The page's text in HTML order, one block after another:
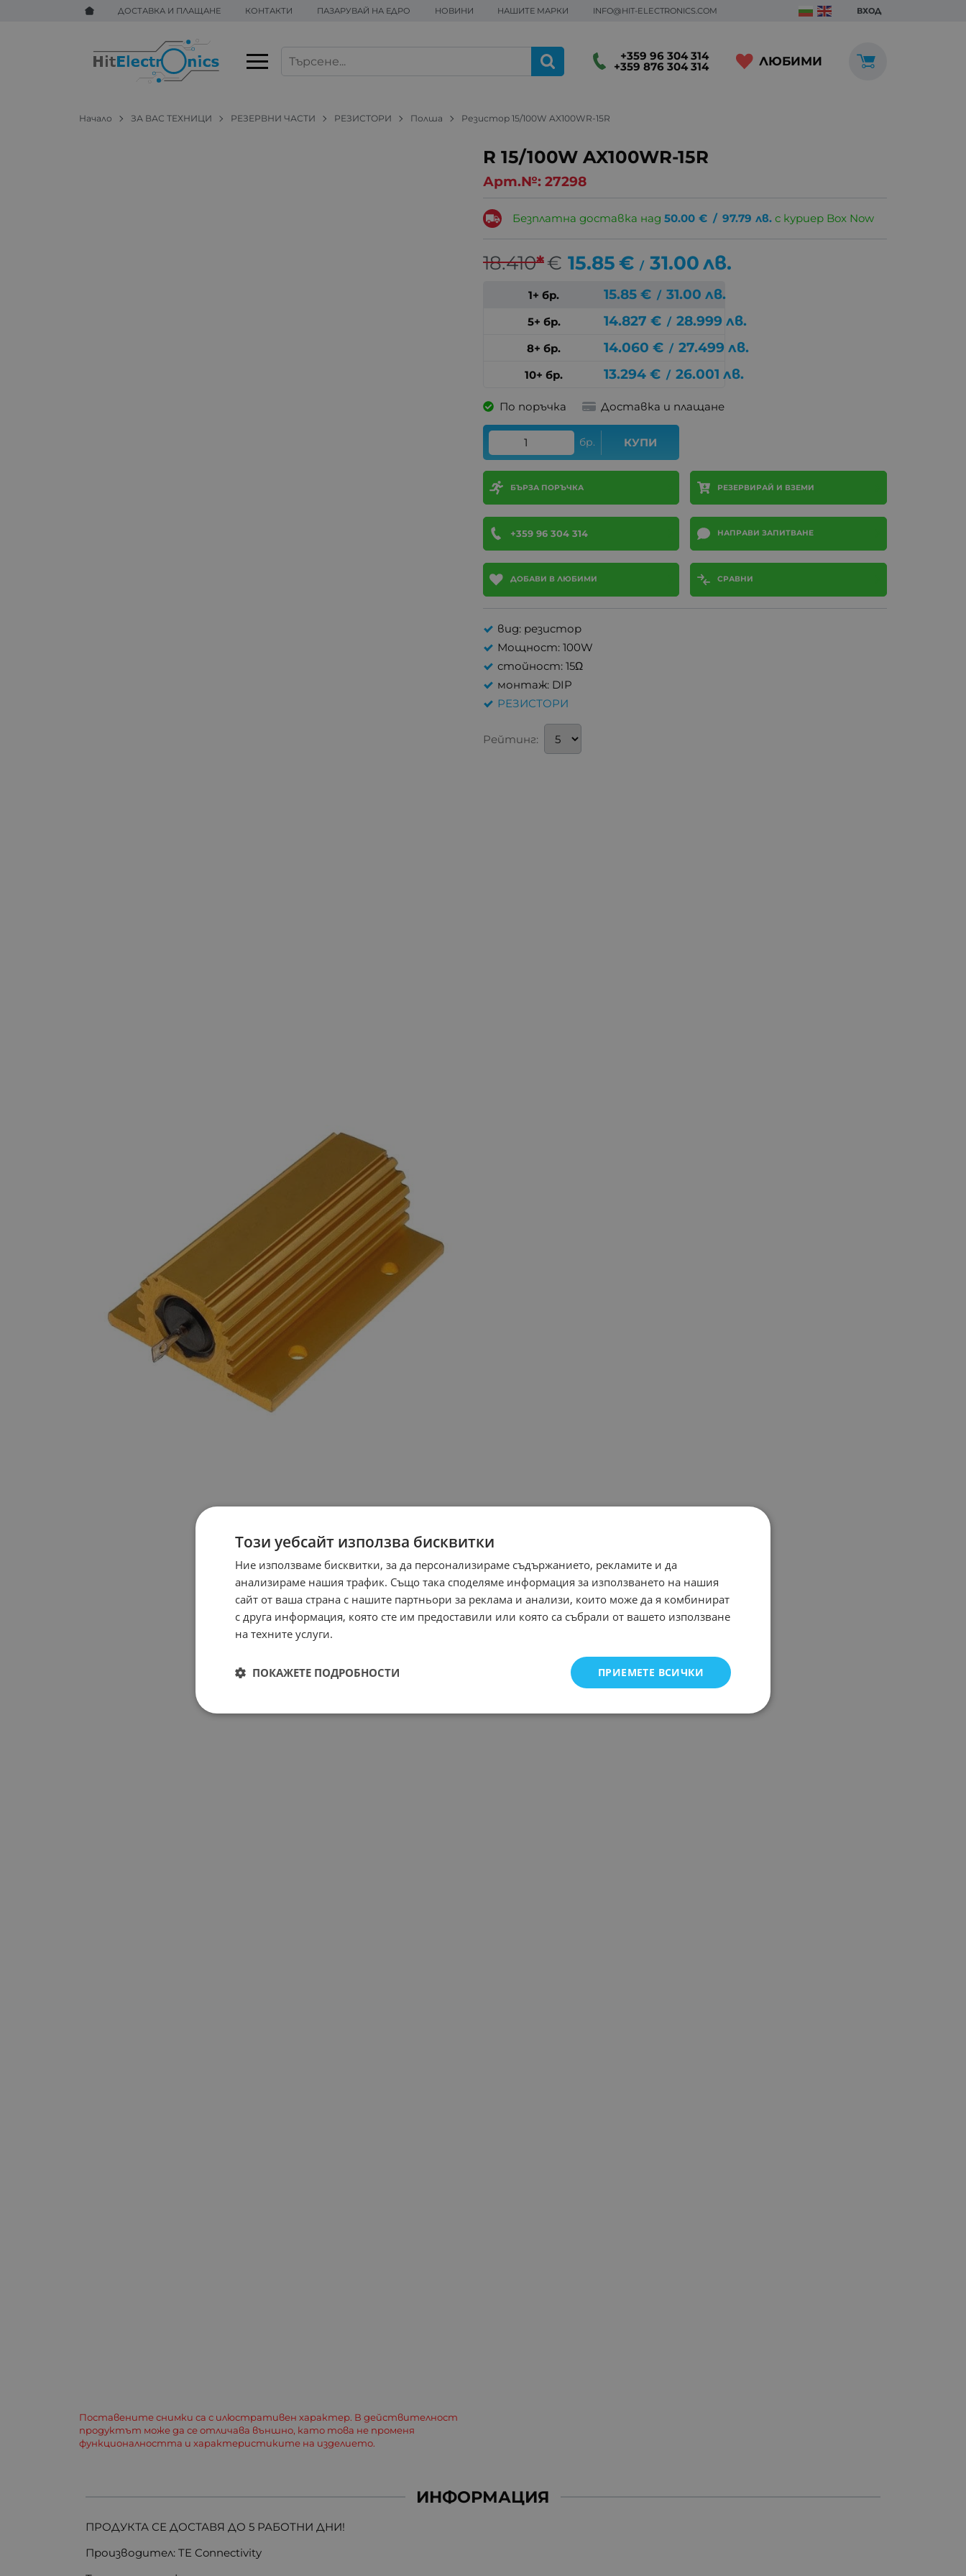
ДОСТАВКА И ПЛАЩАНЕ КОНТАКТИ ПАЗАРУВАЙ НА ЕДРО НОВИНИ НАШИТЕ МАРКИ INFO@HIT-ELECTRONICS.COM ВХОД
+359 96 304 314
+359 876 304 314 ЛЮБИМИ
Начало ЗА ВАС ТЕХНИЦИ РЕЗЕРВНИ ЧАСТИ РЕЗИСТОРИ Полша Резистор 15/100W AX100WR-15R
R 15/100W AX100WR-15R
Арт.№: 27298
Поставените снимки са с илюстративен характер. В действителност
продуктът може да се отличава външно, като това не променя
функционалността и характеристиките на изделието.
Безплатна доставка над50.00 € / 97.79 лв. с куриер Box Now
18.410*€ 15.85€ / 31.00лв.
1+ бр. 15.85 € / 31.00 лв.
5+ бр. 14.827 € / 28.999 лв.
8+ бр. 14.060 € / 27.499 лв.
10+ бр. 13.294 € / 26.001 лв.
По поръчка Доставка и плащане
бр. КУПИ
БЪРЗА ПОРЪЧКА РЕЗЕРВИРАЙ И ВЗЕМИ
+359 96 304 314 НАПРАВИ ЗАПИТВАНЕ
ДОБАВИ В ЛЮБИМИ СРАВНИ
вид: резистор
Мощност: 100W
стойност: 15Ω
монтаж: DIP
РЕЗИСТОРИ
Рейтинг:
ИНФОРМАЦИЯ
ПРОДУКТА СЕ ДОСТАВЯ ДО 5 РАБОТНИ ДНИ!
Производител: TE Connectivity
Този уебсайт използва бисквитки
Ние използваме бисквитки, за да персонализираме съдържанието, рекламите и да
анализираме нашия трафик. Също така споделяме информация за използването на нашия
сайт от ваша страна с нашите партньори за реклама и анализи, които може да я комбинират
с друга информация, която сте им предоставили или която са събрали от вашето използване
на техните услуги.
ПРИЕМЕТЕ ВСИЧКИ
ПОКАЖЕТЕ ПОДРОБНОСТИ